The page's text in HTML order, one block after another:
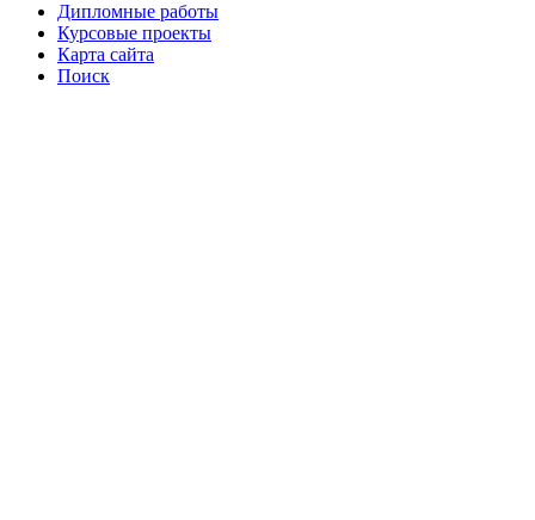
Дипломные работы
Курсовые проекты
Карта сайта
Поиск